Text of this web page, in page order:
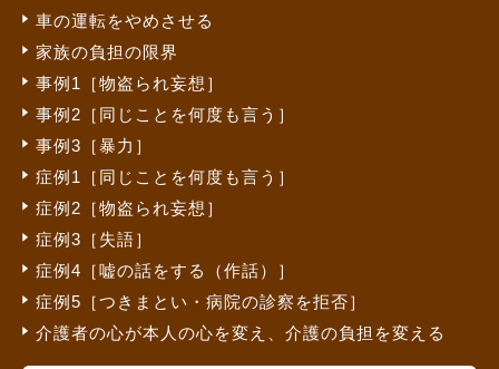
車の運転をやめさせる
家族の負担の限界
事例1［物盗られ妄想］
事例2［同じことを何度も言う］
事例3［暴力］
症例1［同じことを何度も言う］
症例2［物盗られ妄想］
症例3［失語］
症例4［嘘の話をする（作話）］
症例5［つきまとい・病院の診察を拒否］
介護者の心が本人の心を変え、介護の負担を変える